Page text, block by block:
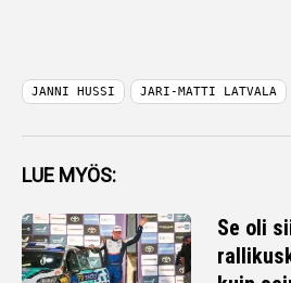
JANNI HUSSI JARI-MATTI LATVALA
LUE MYÖS:
Se oli